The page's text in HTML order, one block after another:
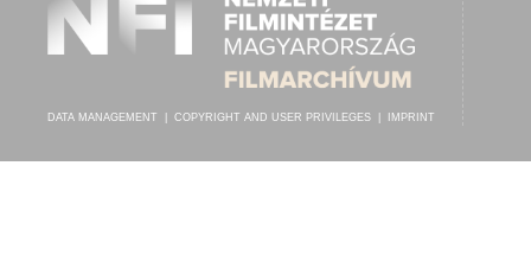
DATA MANAGEMENT COPYRIGHT AND USER PRIVILEGES IMPRINT